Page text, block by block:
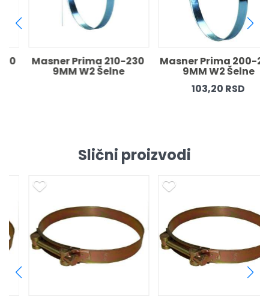
Masner Prima 210-230
9MM W2 Šelne
Masner Prima 200-220
9MM W2 Šelne
103,20 RSD
Slični proizvodi